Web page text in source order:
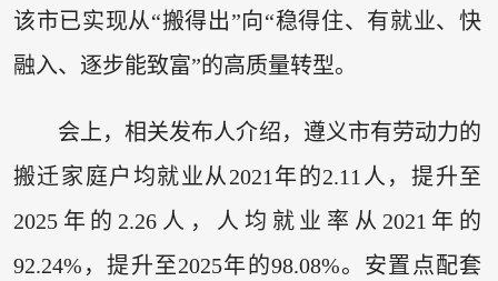
该市已实现从“搬得出”向“稳得住、有就业、快
融入、逐步能致富”的高质量转型。
会上，相关发布人介绍，遵义市有劳动力的
搬迁家庭户均就业从2021年的2.11人，提升至
2025年的2.26人，人均就业率从2021年的
92.24%，提升至2025年的98.08%。安置点配套